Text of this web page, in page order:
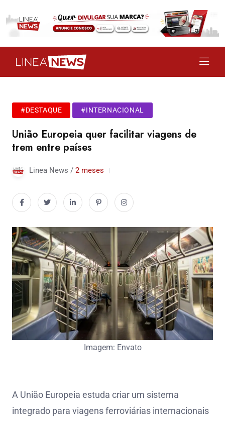
#DESTAQUE #INTERNACIONAL
União Europeia quer facilitar viagens de
trem entre países
Linea News / 2 meses
Imagem: Envato
A União Europeia estuda criar um sistema
integrado para viagens ferroviárias internacionais